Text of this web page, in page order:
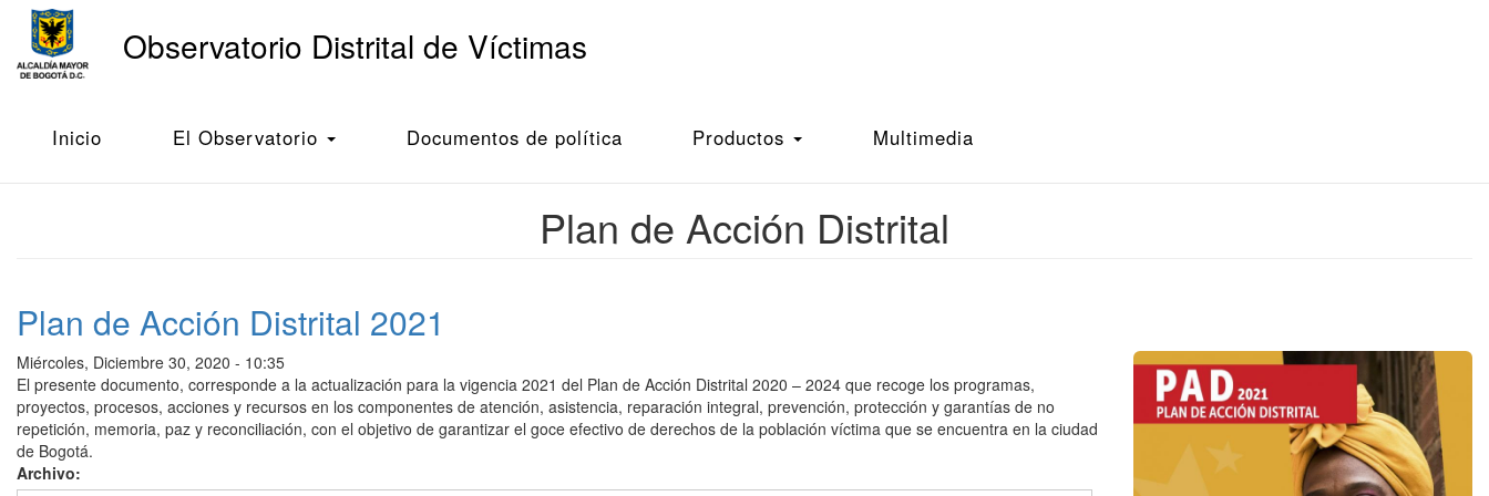
Pasar
contenido
principal
Observatorio Distrital de Víctimas
Main
navigation
Inicio El Observatorio Documentos de política Productos Multimedia
Plan de Acción Distrital
Plan de Acción Distrital 2021
Miércoles, Diciembre 30, 2020 - 10:35
El presente documento, corresponde a la actualización para la vigencia 2021 del Plan de Acción Distrital 2020 – 2024 que recoge los programas,
proyectos, procesos, acciones y recursos en los componentes de atención, asistencia, reparación integral, prevención, protección y garantías de no
repetición, memoria, paz y reconciliación, con el objetivo de garantizar el goce efectivo de derechos de la población víctima que se encuentra en la ciudad
de Bogotá.
Archivo